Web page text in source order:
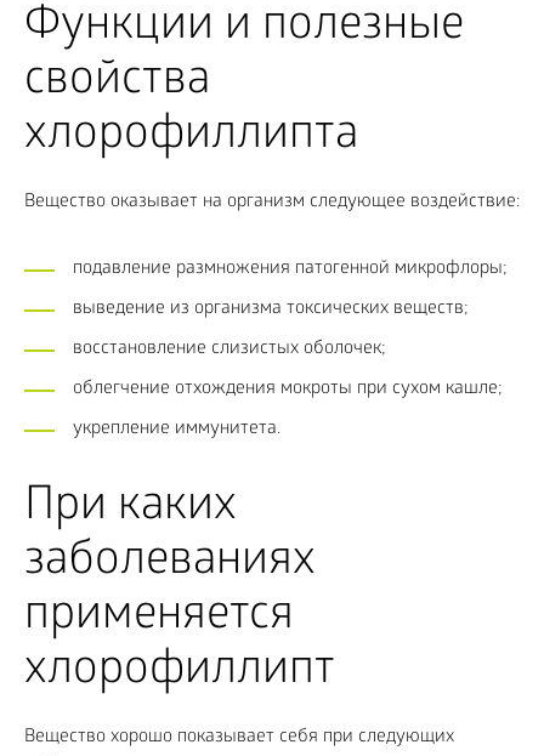
Функции и полезные
свойства
хлорофиллипта
Вещество оказывает на организм следующее воздействие:
подавление размножения патогенной микрофлоры;
выведение из организма токсических веществ;
восстановление слизистых оболочек;
облегчение отхождения мокроты при сухом кашле;
укрепление иммунитета.
При каких
заболеваниях
применяется
хлорофиллипт
Вещество хорошо показывает себя при следующих